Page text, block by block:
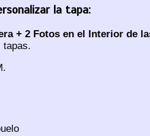
la tapa:
+ 2 Fotos en el Interior de
tapas.